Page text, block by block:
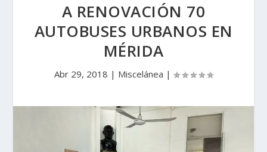
A RENOVACIÓN 70
AUTOBUSES URBANOS EN
MÉRIDA
Abr 29, 2018 | Miscelánea |